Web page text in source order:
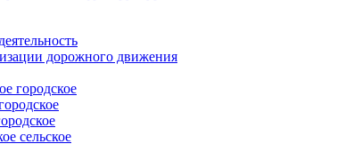
дорожного движения
городское
сельское